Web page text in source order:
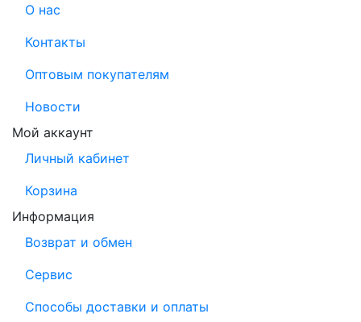
О нас
Контакты
Оптовым покупателям
Новости
Мой аккаунт
Личный кабинет
Корзина
Информация
Возврат и обмен
Сервис
Способы доставки и оплаты